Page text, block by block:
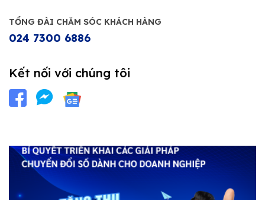
TỔNG ĐÀI CHĂM SÓC KHÁCH HÀNG
024 7300 6886
Kết nối với chúng tôi